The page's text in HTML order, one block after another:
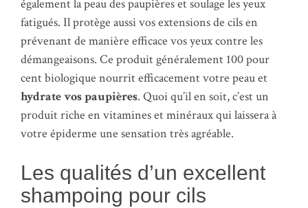
également la peau des paupières et soulage les yeux
fatigués. Il protège aussi vos extensions de cils en
prévenant de manière efficace vos yeux contre les
démangeaisons. Ce produit généralement 100 pour
cent biologique nourrit efficacement votre peau et
hydrate vos paupières. Quoi qu’il en soit, c’est un
produit riche en vitamines et minéraux qui laissera à
votre épiderme une sensation très agréable.
Les qualités d’un excellent
shampoing pour cils